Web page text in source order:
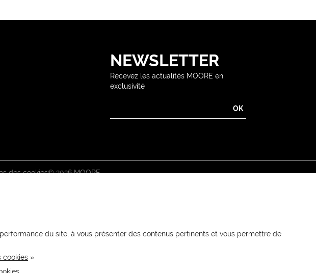
NEWSLETTER
Recevez les actualités MOORE en
exclusivité
des cookies© 2026 MOORE
du site, à vous présenter des contenus pertinents et vous permettre de
cookies »